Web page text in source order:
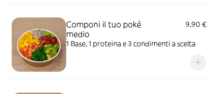
Componi il tuo pokè
medio
9,90 €
1 Base, 1 proteina e 3 condimenti a scelta